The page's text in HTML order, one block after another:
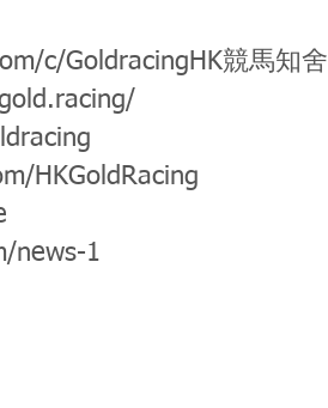
c/GoldracingHK競馬知舍
HKGoldRacing
news-1